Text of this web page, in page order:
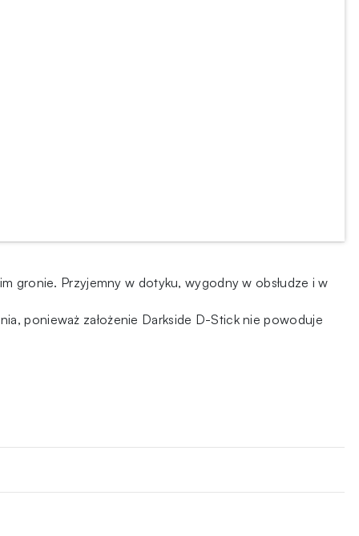
gronie. Przyjemny w dotyku, wygodny w obsłudze i w
ponieważ założenie Darkside D-Stick nie powoduje